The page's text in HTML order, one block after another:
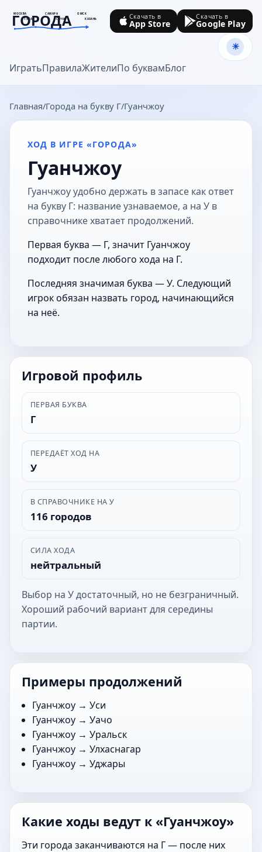
МОСКВА САМАРА
ОМСК
ТУЛА
СОЧИ КАЗАНЬ
ГОРОДА
goroda-na.ru
ИгратьПравилаЖителиПо буквамБлог
Скачать в
App Store
Скачать в
Google Play
Главная Города на букву Г Гуанчжоу
ХОД В ИГРЕ «ГОРОДА»
Гуанчжоу
Гуанчжоу удобно держать в запасе как ответ
на букву Г: название узнаваемое, а на У в
справочнике хватает продолжений.
Первая буква — Г, значит Гуанчжоу
подходит после любого хода на Г.
Последняя значимая буква — У. Следующий
игрок обязан назвать город, начинающийся
на неё.
Игровой профиль
ПЕРВАЯ БУКВА
Г
ПЕРЕДАЁТ ХОД НА
У
В СПРАВОЧНИКЕ НА У
116 городов
СИЛА ХОДА
нейтральный
Выбор на У достаточный, но не безграничный.
Хороший рабочий вариант для середины
партии.
Примеры продолжений
Гуанчжоу →Уси
Гуанчжоу →Уачо
Гуанчжоу →Уральск
Гуанчжоу →Улхаснагар
Гуанчжоу →Уджары
Какие ходы ведут к «Гуанчжоу»
Эти города заканчиваются на Г — после них